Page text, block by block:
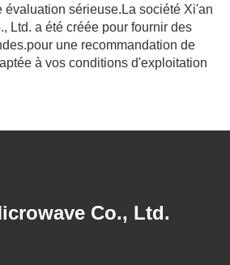
évaluation sérieuse. La société Xi'an
Ltd. a été créée pour fournir des
pour une recommandation de
à vos conditions d'exploitation
Co., Ltd.